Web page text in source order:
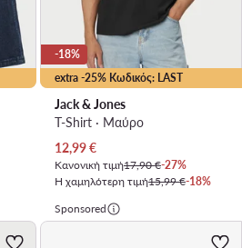
extra -25% Κωδικός: LAST
-18%
Jack & Jones
T-Shirt · Μαύρο
Τρέχουσα τιμή
12,99€
Κανονική τιμή17,90 €-27%
Η χαμηλότερη τιμή15,99 €-18%
Sponsored